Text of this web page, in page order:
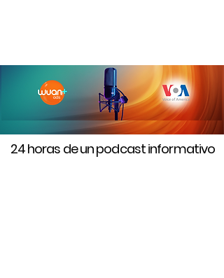
24 horas de un podcast informativo